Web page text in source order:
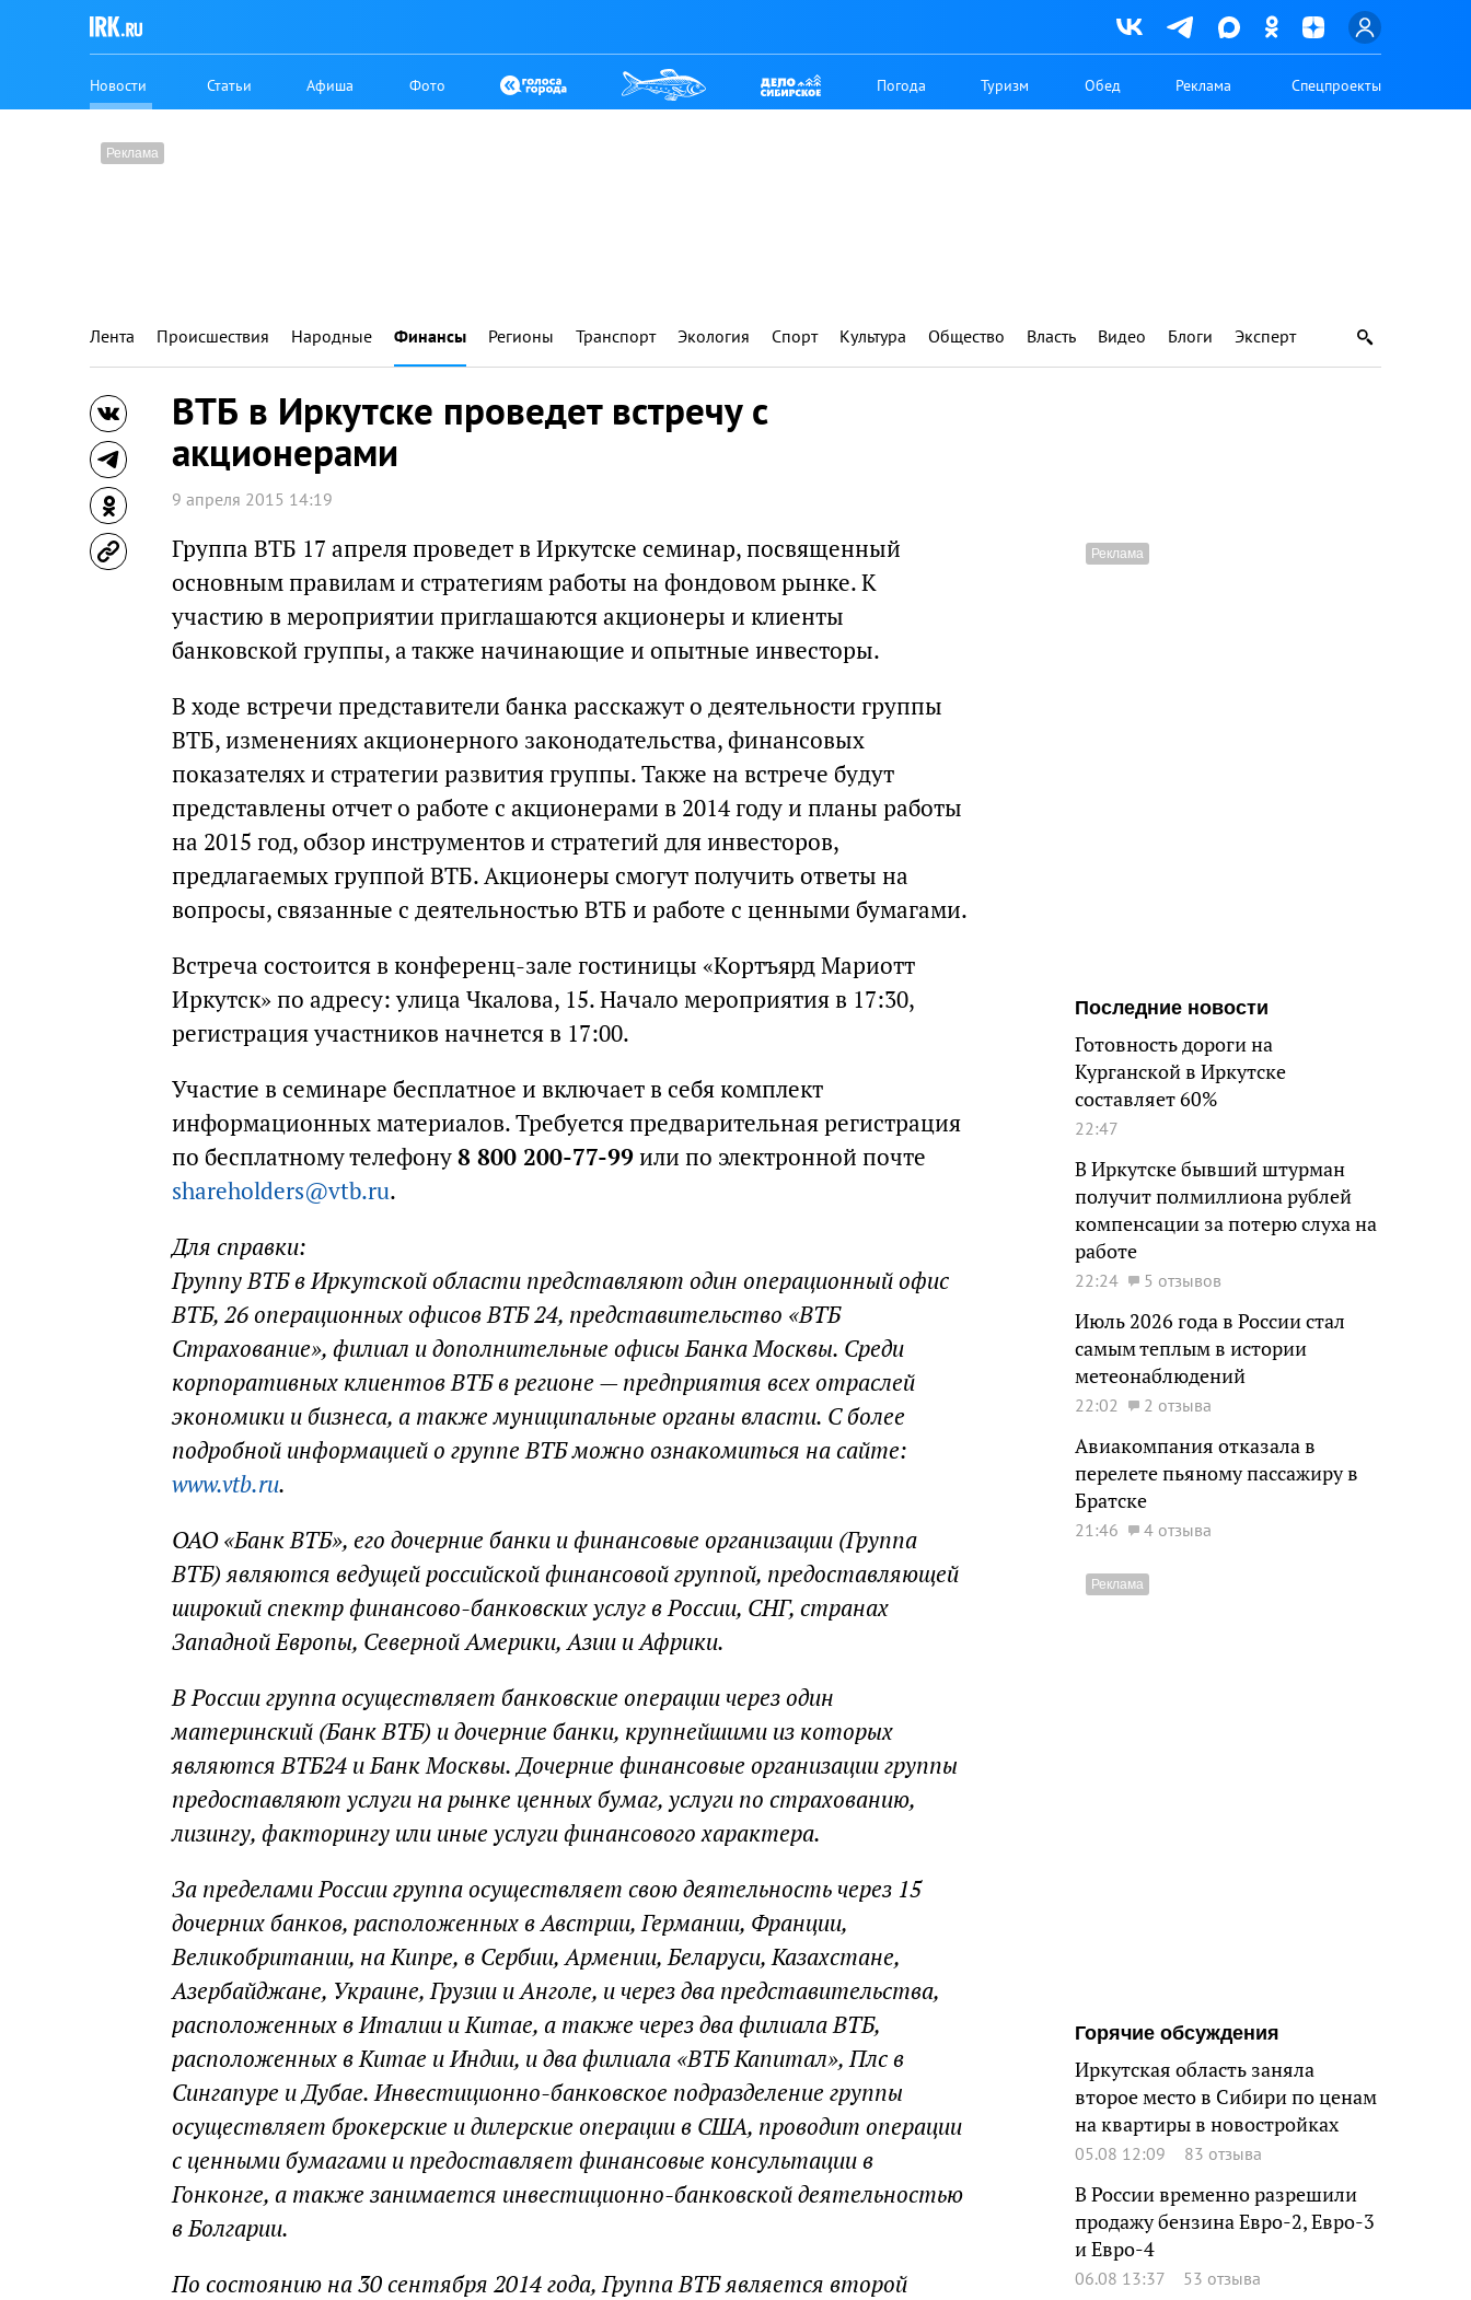
Новости Статьи Афиша Фото Погода Туризм Обед Реклама Спецпроекты
Лента Происшествия Народные Финансы Регионы Транспорт Экология Спорт Культура Общество Власть Видео Блоги Эксперт
ВТБ в Иркутске проведет встречу с
акционерами
9 апреля 2015 14:19
Группа ВТБ 17 апреля проведет в Иркутске семинар, посвященный
основным правилам и стратегиям работы на фондовом рынке. К
участию в мероприятии приглашаются акционеры и клиенты
банковской группы, а также начинающие и опытные инвесторы.
В ходе встречи представители банка расскажут о деятельности группы
ВТБ, изменениях акционерного законодательства, финансовых
показателях и стратегии развития группы. Также на встрече будут
представлены отчет о работе с акционерами в 2014 году и планы работы
на 2015 год, обзор инструментов и стратегий для инвесторов,
предлагаемых группой ВТБ. Акционеры смогут получить ответы на
вопросы, связанные с деятельностью ВТБ и работе с ценными бумагами.
Встреча состоится в конференц-зале гостиницы «Кортъярд Мариотт
Иркутск» по адресу: улица Чкалова, 15. Начало мероприятия в 17:30,
регистрация участников начнется в 17:00.
Участие в семинаре бесплатное и включает в себя комплект
информационных материалов. Требуется предварительная регистрация
по бесплатному телефону8 800 200-77-99или по электронной почте
shareholders@vtb.ru.
Для справки:
Группу ВТБ в Иркутской области представляют один операционный офис
ВТБ, 26 операционных офисов ВТБ 24, представительство «ВТБ
Страхование», филиал и дополнительные офисы Банка Москвы. Среди
корпоративных клиентов ВТБ в регионе — предприятия всех отраслей
экономики и бизнеса, а также муниципальные органы власти. С более
подробной информацией о группе ВТБ можно ознакомиться на сайте:
www.vtb.ru.
ОАО «Банк ВТБ», его дочерние банки и финансовые организации (Группа
ВТБ) являются ведущей российской финансовой группой, предоставляющей
широкий спектр финансово-банковских услуг в России, СНГ, странах
Западной Европы, Северной Америки, Азии и Африки.
В России группа осуществляет банковские операции через один
материнский (Банк ВТБ) и дочерние банки, крупнейшими из которых
являются ВТБ24 и Банк Москвы. Дочерние финансовые организации группы
предоставляют услуги на рынке ценных бумаг, услуги по страхованию,
лизингу, факторингу или иные услуги финансового характера.
За пределами России группа осуществляет свою деятельность через 15
дочерних банков, расположенных в Австрии, Германии, Франции,
Великобритании, на Кипре, в Сербии, Армении, Беларуси, Казахстане,
Азербайджане, Украине, Грузии и Анголе, и через два представительства,
расположенных в Италии и Китае, а также через два филиала ВТБ,
расположенных в Китае и Индии, и два филиала «ВТБ Капитал», Плс в
Сингапуре и Дубае. Инвестиционно-банковское подразделение группы
осуществляет брокерские и дилерские операции в США, проводит операции
с ценными бумагами и предоставляет финансовые консультации в
Гонконге, а также занимается инвестиционно-банковской деятельностью
в Болгарии.
По состоянию на 30 сентября 2014 года, Группа ВТБ является второй
Последние новости
Готовность дороги на
Курганской в Иркутске
составляет 60%
22:47
В Иркутске бывший штурман
получит полмиллиона рублей
компенсации за потерю слуха на
работе
22:24 5 отзывов
Июль 2026 года в России стал
самым теплым в истории
метеонаблюдений
22:02 2 отзыва
Авиакомпания отказала в
перелете пьяному пассажиру в
Братске
21:46 4 отзыва
Горячие обсуждения
Иркутская область заняла
второе место в Сибири по ценам
на квартиры в новостройках
05.08 12:09 83 отзыва
В России временно разрешили
продажу бензина Евро-2, Евро-3
и Евро-4
06.08 13:37 53 отзыва